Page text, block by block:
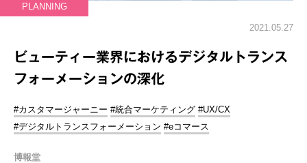
PLANNING
2021.05.27
ビューティー業界におけるデジタルトランス
フォーメーションの深化
#カスタマージャーニー #統合マーケティング #UX/CX
#デジタルトランスフォーメーション #eコマース
博報堂